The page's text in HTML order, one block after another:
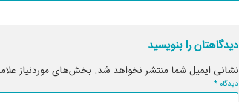
دیدگاهتان را بنویسید
نشانی ایمیل شما منتشر نخواهد شد. بخش‌های موردنیاز
دیدگاه*